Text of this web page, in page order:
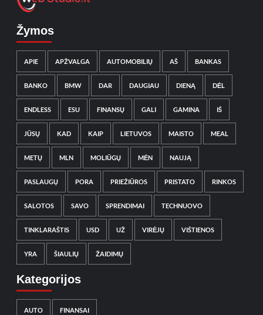
Žymos
APIE APŽVALGA AUTOMOBILIŲ AŠ BANKAS
BANKO BMW DAR DAUGIAU DIENĄ DĖL
ENDLESS ESU FINANSŲ GALI GAMINA IŠ
JŪSŲ KAD KAIP LIETUVOS MAISTO MEAL
METŲ MLN MOLIŪGŲ MĖN NAUJĄ
PASLAUGŲ PORA PRIEŽIŪROS PRISTATO RINKOS
SALOTOS SAVO SPRENDIMAI TECHNUOVO
TINKLARAŠTIS USD UŽ VIRĖJŲ VIŠTIENOS
YRA ŠIAULIŲ ŽAIDIMŲ
Kategorijos
AUTO FINANSAI